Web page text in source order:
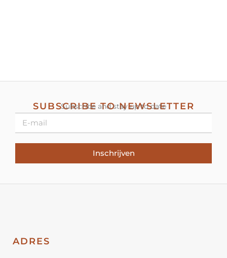
SUBSCRIBE TO NEWSLETTER
Subscribe and stay up to date
Inschrijven
ADRES